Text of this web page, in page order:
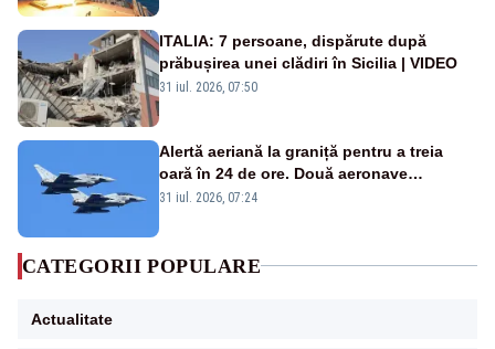
ITALIA: 7 persoane, dispărute după
prăbușirea unei clădiri în Sicilia | VIDEO
31 iul. 2026, 07:50
Alertă aeriană la graniță pentru a treia
oară în 24 de ore. Două aeronave
Eurofighter britanice au fost ridicate de la
31 iul. 2026, 07:24
CATEGORII POPULARE
Actualitate